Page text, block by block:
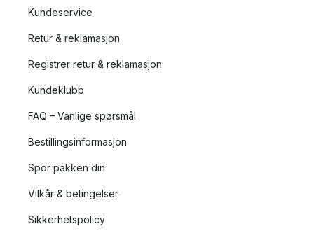
Kundeservice
Retur & reklamasjon
Registrer retur & reklamasjon
Kundeklubb
FAQ – Vanlige spørsmål
Bestillingsinformasjon
Spor pakken din
Vilkår & betingelser
Sikkerhetspolicy